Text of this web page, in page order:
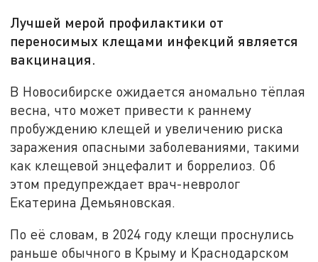
Лучшей мерой профилактики от
переносимых клещами инфекций является
вакцинация.
В Новосибирске ожидается аномально тёплая
весна, что может привести к раннему
пробуждению клещей и увеличению риска
заражения опасными заболеваниями, такими
как клещевой энцефалит и боррелиоз. Об
этом предупреждает врач-невролог
Екатерина Демьяновская.
По её словам, в 2024 году клещи проснулись
раньше обычного в Крыму и Краснодарском